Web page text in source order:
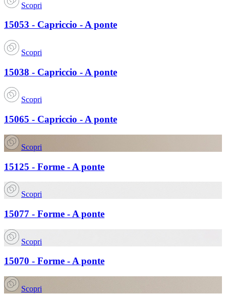
Scopri
15053 - Capriccio - A ponte
Scopri
15038 - Capriccio - A ponte
Scopri
15065 - Capriccio - A ponte
Scopri
15125 - Forme - A ponte
Scopri
15077 - Forme - A ponte
Scopri
15070 - Forme - A ponte
Scopri